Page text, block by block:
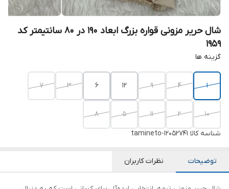
شال حریر مزونی قواره بزرگ ابعاد 190 در 80 سانتیمتر کد
1959
گزینه ها
1
4
9
12
6
3
7
10
2
11
5
8
شناسه کالا tamineto-12052741
توضیحات نظرات کاربران